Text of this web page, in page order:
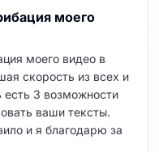
моего
моего видео в
скорость из всех и
есть 3 возможности
ваши тексты.
и я благодарю за